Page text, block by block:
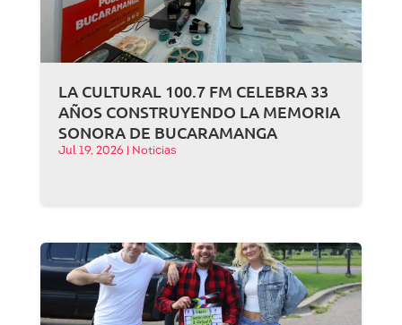
LA CULTURAL 100.7 FM CELEBRA 33
AÑOS CONSTRUYENDO LA MEMORIA
SONORA DE BUCARAMANGA
Jul 19, 2026 Noticias